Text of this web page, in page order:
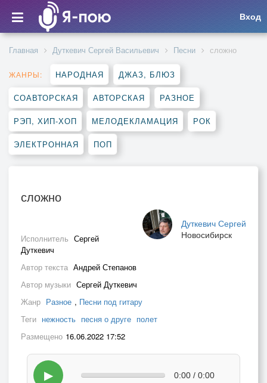
Вход
Главная Дуткевич Сергей Васильевич Песни сложно
ЖАНРЫ: НАРОДНАЯ ДЖАЗ, БЛЮЗ
СОАВТОРСКАЯ АВТОРСКАЯ РАЗНОЕ
РЭП, ХИП-ХОП МЕЛОДЕКЛАМАЦИЯ РОК
ЭЛЕКТРОННАЯ ПОП
сложно
Дуткевич Сергей
Новосибирск
Исполнитель Сергей
Дуткевич
Автор текста Андрей Степанов
Автор музыки Сергей Дуткевич
Жанр Разное , Песни под гитару
Теги нежность песня о друге полет
Размещено 16.06.2022 17:52
▶ 0:00 / 0:00